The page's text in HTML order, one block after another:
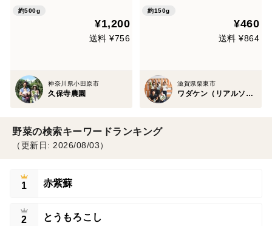
約500g
¥1,200
送料 ¥756
神奈川県小田原市
久保寺農園
約150g
¥460
送料 ¥864
滋賀県栗東市
ワダケン（リアルソイルハウス）
野菜の検索キーワードランキング
（更新日: 2026/08/03）
1 赤紫蘇
2 とうもろこし